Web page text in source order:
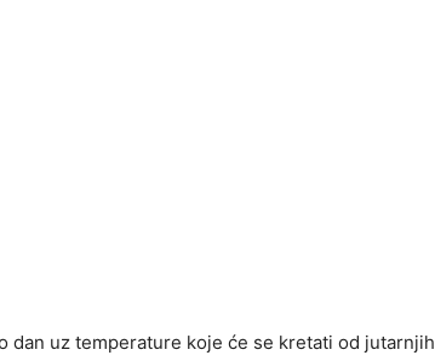
dan uz temperature koje će se kretati od jutarnjih